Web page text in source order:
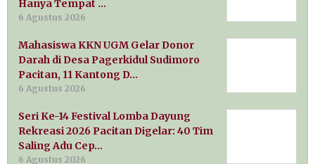
Hanya Tempat …
6 Agustus 2026
Mahasiswa KKN UGM Gelar Donor
Darah di Desa Pagerkidul Sudimoro
Pacitan, 11 Kantong D…
6 Agustus 2026
Seri Ke-14 Festival Lomba Dayung
Rekreasi 2026 Pacitan Digelar: 40 Tim
Saling Adu Cep…
6 Agustus 2026